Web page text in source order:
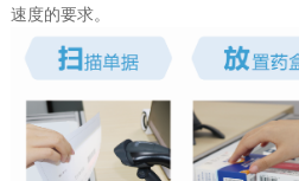
速度的要求。